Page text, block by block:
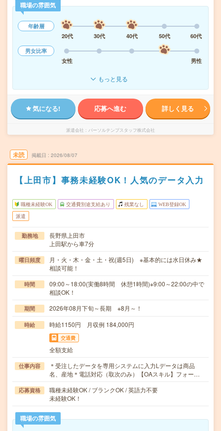
職場の雰囲気
年齢層
20代
30代 40代 50代
60代
男女比率
女性
男性
もっと見る
気になる! 応募へ進む 詳しく見る
派遣会社 パーソルテンプスタッフ株式会社
未読 掲載日 2026/08/07
【上田市】事務未経験OK！人気のデータ入力
職種未経験OK 交通費別途支給あり 残業なし WEB登録OK
派遣
勤務地
長野県上田市
上田駅から車7分
曜日頻度
月・火・木・金・土・祝(週5日) ※基本的には水日休み★
相談可能！
時間
09:00～18:00(実働8時間 休憩1時間)※9:00～22:00の中で
相談OK！
期間 2026年08月下旬～長期 ※8月～！
時給 時給1150円 月収例 184,000円
交通費
全額支給
仕事内容
＊受注したデータを専用システムに入力Lデータは商品
名、産地＊電話対応（取次のみ）【OAスキル】フォー…
応募資格
職種未経験OK / ブランクOK / 英語力不要
未経験OK！
職場の雰囲気